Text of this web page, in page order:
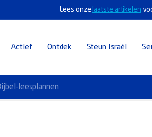
Lees onze laatste artikelen
Actief Ontdek Steun Israël
leesplannen